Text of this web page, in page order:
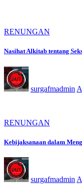
RENUNGAN
Nasihat Alkitab tentang
surgafmadmin
RENUNGAN
Kebijaksanaan dalam
surgafmadmin